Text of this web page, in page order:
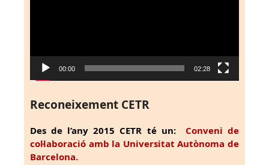
00:00 02:28
Reconeixement CETR
Des de l’any 2015 CETR té un: Conveni de
col·laboració amb la Universitat Autònoma de
Barcelona.